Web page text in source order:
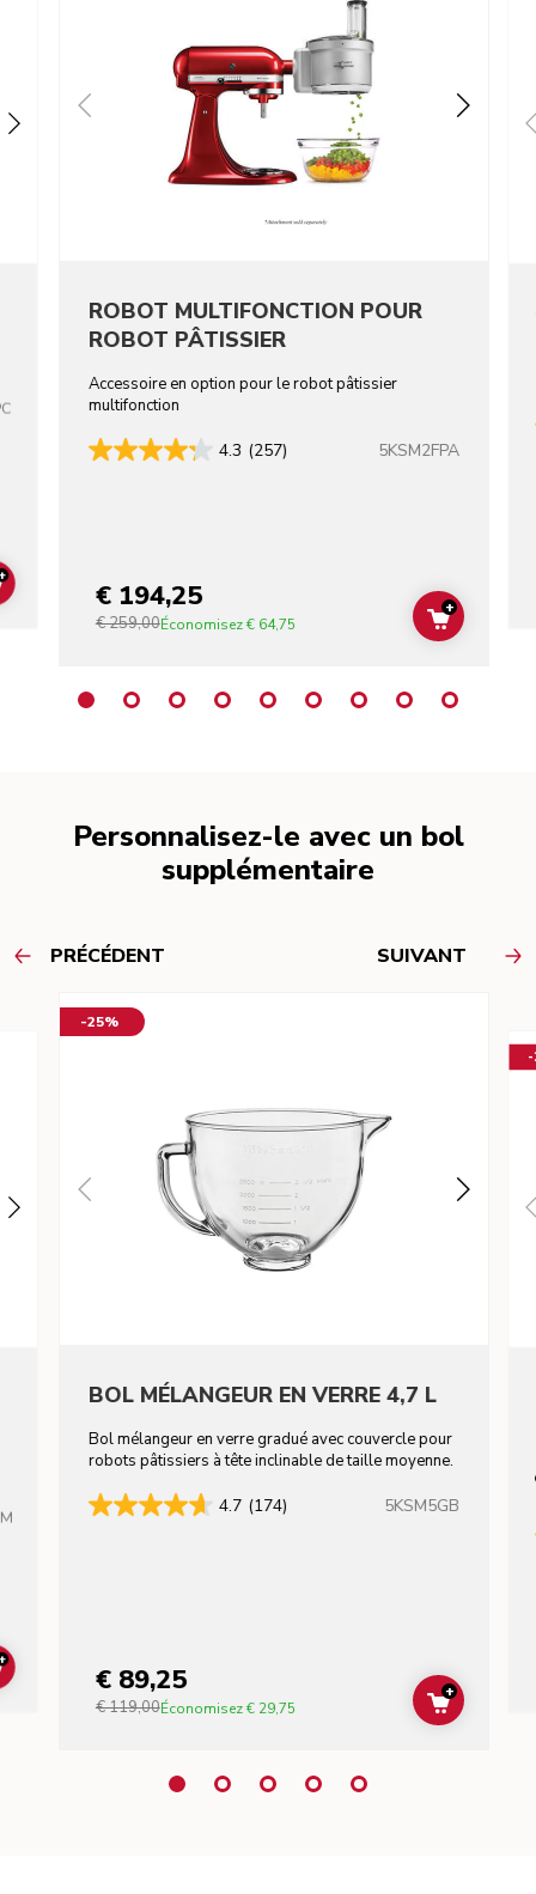
ADD TO CART
ROBOT MULTIFONCTION POUR
ROBOT PÂTISSIER
Accessoire en option pour le robot pâtissier
multifonction
4.3 (257) 5KSM2FPA
€ 194,25
€ 259,00Économisez€ 64,75 ADD TO
+
Personnalisez-le avec un bol
supplémentaire
PRÉCÉDENT SUIVANT
ADD TO CART
-25%
BOL MÉLANGEUR EN VERRE 4,7 L
Bol mélangeur en verre gradué avec couvercle pour
robots pâtissiers à tête inclinable de taille moyenne.
4.7 (174) 5KSM5GB
€ 89,25
€ 119,00Économisez€ 29,75 ADD TO
+
-